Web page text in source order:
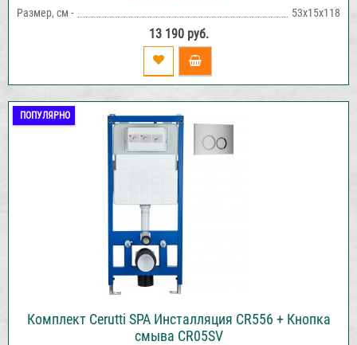
Размер, см - 53х15х118
13 190 руб.
ПОПУЛЯРНО
Комплект Cerutti SPA Инсталляция CR556 + Кнопка
смыва CR05SV